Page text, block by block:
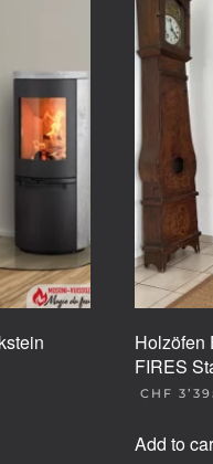
Holzöfen
FIRES
CHF
Add to